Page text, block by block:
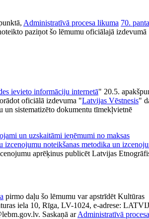
Administratīvā procesa likuma 70. panta
paziņot šo lēmumu oficiālajā izdevumā
ievieto informāciju internetā" 20.5.
oficiālā izdevuma "Latvijas Vēstnesis"
sistematizēto dokumentu tīmekļvietnē
un uzskaitāmi ieņēmumi no maksas
noteikšanas metodika un
aprēķinus publicēt Latvijas
pirmo daļu šo lēmumu var apstrīdēt Kultūras
iela 10, Rīga, LV-1024, e-adrese:
Saskaņā arAdministratīvā